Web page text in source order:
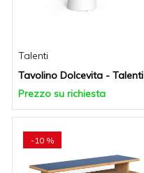
Talenti
Tavolino Dolcevita - Talenti
Prezzo su richiesta
-10 %